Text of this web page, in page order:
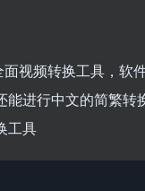
视频转换工具，
进行中文的简繁
工具